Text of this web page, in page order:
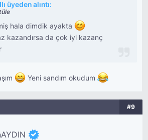
üyeden alıntı:
hala dimdik ayakta
kazandırsa da çok iyi kazanç
Yeni sandım okudum
#9